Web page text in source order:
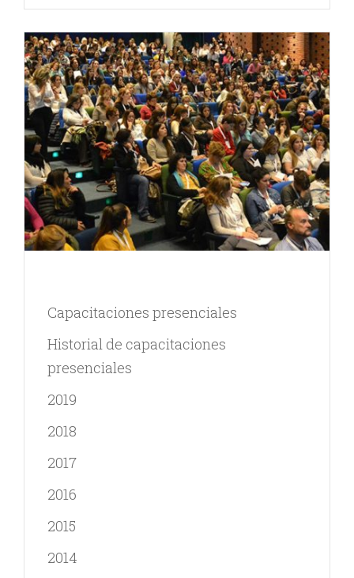
Capacitaciones presenciales
Historial de capacitaciones
presenciales
2019
2018
2017
2016
2015
2014